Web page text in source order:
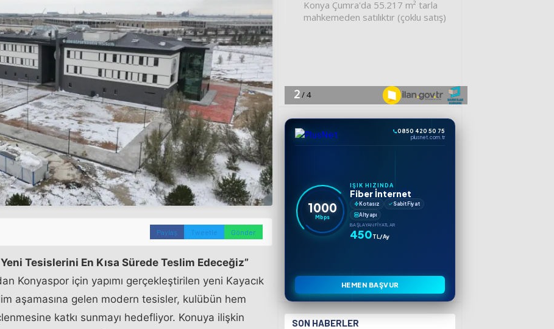
Paylaş Tweetle Gönder
Tesislerini En Kısa Sürede Teslim Edeceğiz”
Konyaspor için yapımı gerçekleştirilen yeni Kayacık
aşamasına gelen modern tesisler, kulübün hem
katkı sunmayı hedefliyor. Konuya ilişkin
0850 420 50 75
plusnet.com.tr
1000
Mbps
IŞIK HIZINDA
Fiber İnternet
Kotasız
Sabit Fiyat
Altyapı
BAŞLAYAN FIYATLAR
450TL/Ay
HEMEN BAŞVUR
SON HABERLER